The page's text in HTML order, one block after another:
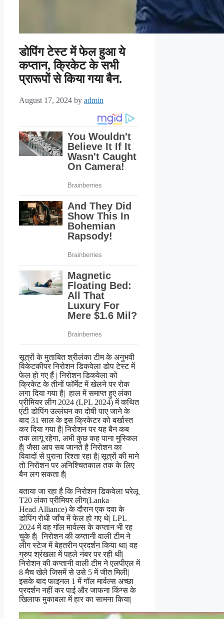
डोपिंग टेस्ट में फेल हुआ ये
कप्तान, क्रिकेट के सभी
प्रारूपों से किया गया बैन.
August 17, 2024 by admin
सूत्रों के मुताबित श्रीलंका टीम के अनुभवी
विकेटकीपर निरोशन डिकवेला डोप टेस्ट में
फेल हो गए हैं | निरोशन डिकवेला को
क्रिकेट के तीनों फॉर्मेट में खेलने पर रोक
लगा दिया गया है| हाल में समाप्त हुए लंका
प्रीमियर लीग 2024 (LPL 2024) में कथित
एंटी डोपिंग उल्लंघन का दोषी पाए जाने के
बाद 31 साल के इस क्रिकेटर को बर्खास्त
कर दिया गया है| निरोशन पर यह बैन कब
तक लागू रहेगा, अभी कुछ कह पाना मुस्किल
है| जैसा आप सब जानते है निरोशन का
विवादों से पुराना रिश्ता रहा है| सूत्रों की माने
तो निरोशन पर अनिश्चितकाल तक के लिए
बैन लग सकता है|
बताया जा रहा है कि निरोशन डिकवेला घरेलू
T20 लंका प्रीमियर लीग(Lanka
Head Alliance) के दौरान एक दवा के
डोपिंग रोधी जाँच में फेल हो गए थे| LPL
2024 में वह गॉल मार्वल्स के कप्तान भी रह
चुके है| निरोशन की कप्तानी वाली टीम ने
लीग स्टेज में बेहतरीन प्रदर्शन किया था| वह
ग्रुप श्रंखला में पहले नंबर पर रही थी|
निरोशन की कप्तानी वाली टीम ने एलपीएल में
8 मैच खेले जिसमें से उसे 5 में जीत मिली|
इसके बाद फाइनल 1 में गॉल मार्वल्स अच्छा
प्रदर्शन नहीं कर पाई और जाफना किंग्स के
खिलाफ मुकाबला में हार का सामना किया|